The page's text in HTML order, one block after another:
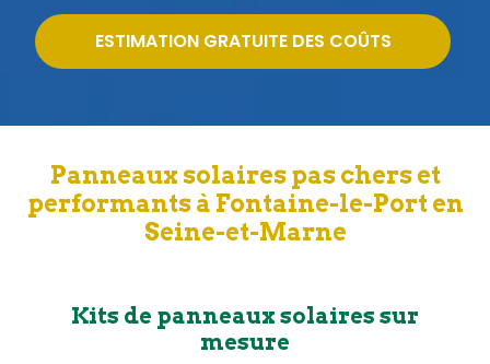
ESTIMATION GRATUITE DES COÛTS
Panneaux solaires pas chers et
performants à Fontaine-le-Port en
Seine-et-Marne
Kits de panneaux solaires sur
mesure